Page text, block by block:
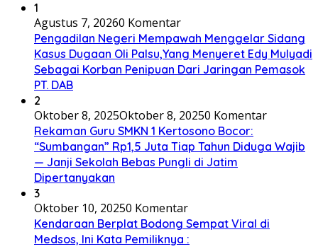
1
Agustus 7, 20260 Komentar
Pengadilan Negeri Mempawah Menggelar Sidang
Kasus Dugaan Oli Palsu,Yang Menyeret Edy Mulyadi
Sebagai Korban Penipuan Dari Jaringan Pemasok
PT. DAB
2
Oktober 8, 2025Oktober 8, 20250 Komentar
Rekaman Guru SMKN 1 Kertosono Bocor:
“Sumbangan” Rp1,5 Juta Tiap Tahun Diduga Wajib
— Janji Sekolah Bebas Pungli di Jatim
Dipertanyakan
3
Oktober 10, 20250 Komentar
Kendaraan Berplat Bodong Sempat Viral di
Medsos, Ini Kata Pemiliknya :